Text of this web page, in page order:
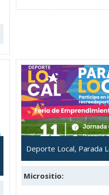
Deporte Local, Parada
Micrositio: